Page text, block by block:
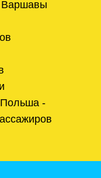
-